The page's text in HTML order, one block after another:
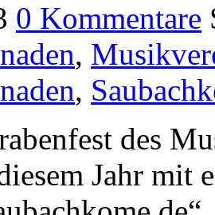
0 Kommentare
,
,
des
Jahr mit